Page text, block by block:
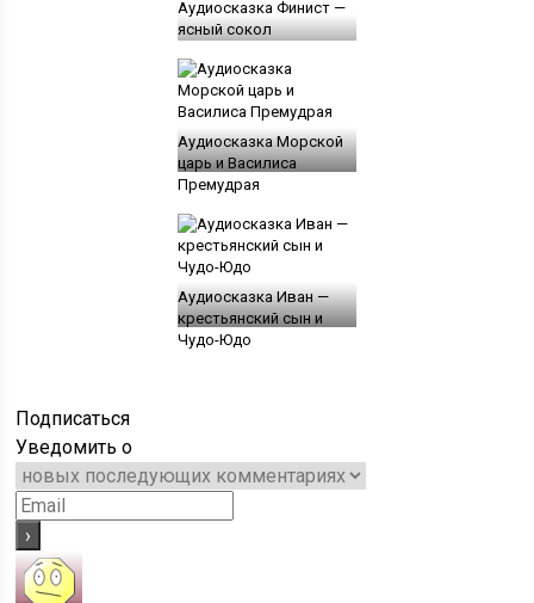
Аудиосказка Финист —
ясный сокол
Аудиосказка Морской
царь и Василиса
Премудрая
Аудиосказка Иван —
крестьянский сын и
Чудо-Юдо
Подписаться
Уведомить о